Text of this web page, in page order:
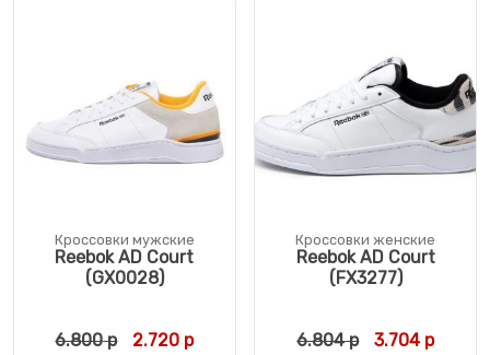
Кроссовки мужские
Reebok AD Court
(GX0028)
6.800р Первоначальная цена составляла 6.800
2.720 рТекущая цена: 2.720 р.
Кроссовки женские
Reebok AD Court
(FX3277)
6.804р 3.704р